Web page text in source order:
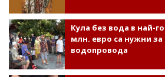
Кула без вода в най-
млн. евро са нужни за
водопровода